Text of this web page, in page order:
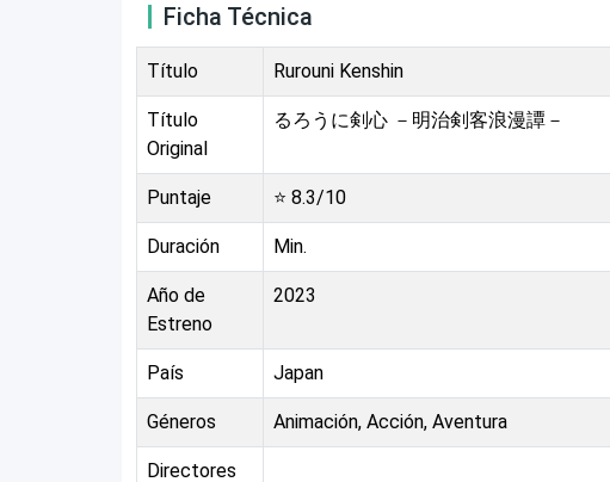
Ficha Técnica
Título Rurouni Kenshin
Título
Original
るろうに剣心 －明治剣客浪漫譚－
Puntaje ⭐ 8.3/10
Duración Min.
Año de
Estreno
2023
País Japan
Géneros Animación, Acción, Aventura
Directores